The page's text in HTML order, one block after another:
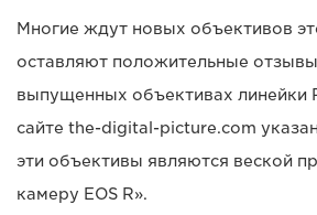
Многие ждут новых объективов
оставляют положительные
выпущенных объективах линейки
сайте the-digital-picture.com
эти объективы являются веской
камеру EOS R».